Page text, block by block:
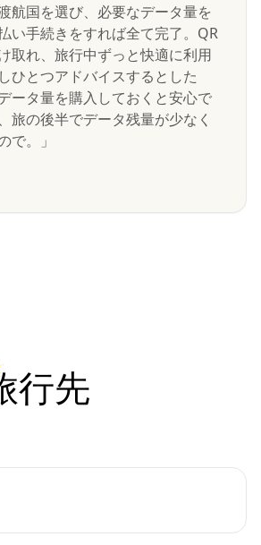
航国を選び、必要なデータ量を
い手続きをすれば全て完了。QR
取れ、旅行中ずっと快適に利用
ひとつアドバイスするとした
ータ量を購入しておくと安心で
旅の後半でデータ残量が少なく
で。」
行先